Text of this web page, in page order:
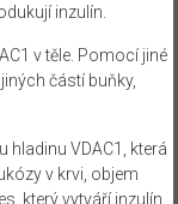
inzulín.
v těle. Pomocí jiné
částí buňky,
VDAC1, která
v krvi, objem
který vytváří inzulín.